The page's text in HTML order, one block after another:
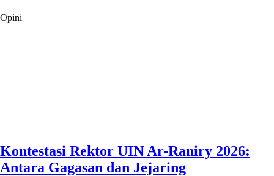
Opini
Kontestasi Rektor UIN Ar-Raniry 2026:
Antara Gagasan dan Jejaring